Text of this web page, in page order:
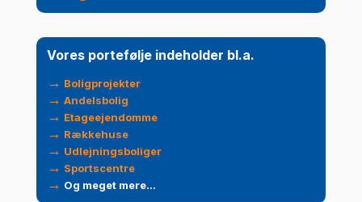
Vores portefølje indeholder bl.a.
→ Boligprojekter
→ Andelsbolig
→ Etageejendomme
→ Rækkehuse
→ Udlejningsboliger
→ Sportscentre
→ Og meget mere…